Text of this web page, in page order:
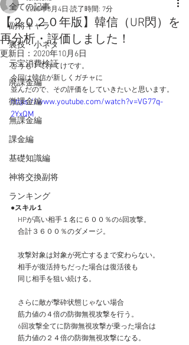
全ての記事
副将キャラ
裏技・小ネタ
元宝消費検証
廃課金編
微課金編
無課金編
課金編
基礎知識編
神将交換副将
ランキング
【２０２０年版】韓信（UR閃）を
再分析・評価しました！
2020年8月4日 読了時間: 7分
更新日： 2020年10月6日
どうも！てけてけです。
今回は韓信が新しくガチャに
並んだので、その評価をしていきたいと思います。
https://www.youtube.com/watch?v=VG77q-
2YxQM
●スキル１
HPが高い相手１名に６００％の6回攻撃。
合計３６００％のダメージ。
攻撃対象は対象が死亡するまで変わらない。
相手が復活持ちだった場合は復活後も
同じ相手を狙い続ける。
さらに敵が撃砕状態じゃない場合
筋力値の４倍の防御無視攻撃を行う。
6回攻撃全てに防御無視攻撃が乗った場合は
筋力値の２４倍の防御無視攻撃になる。